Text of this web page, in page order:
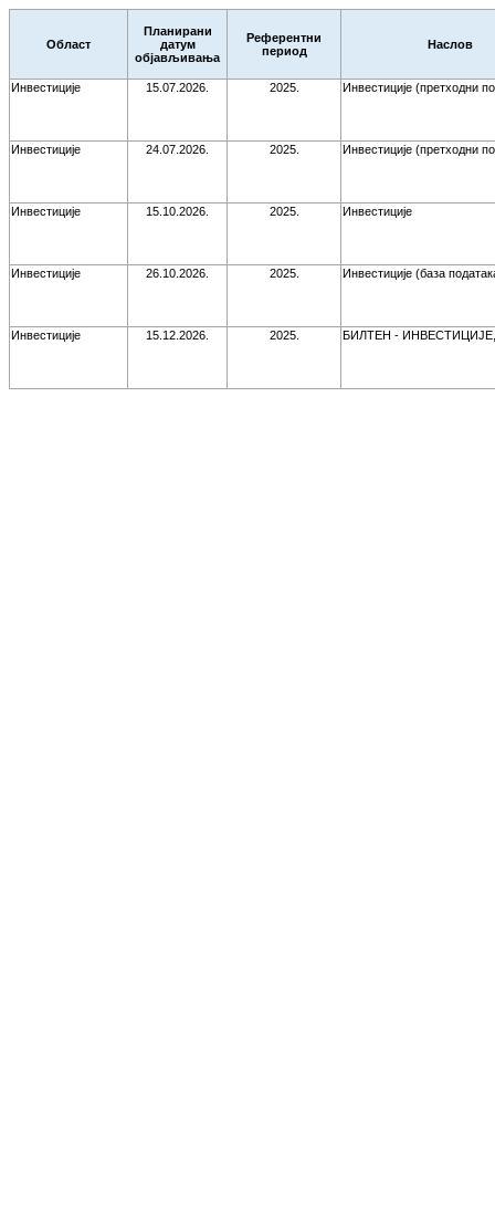
Област
Планирани
датум
објављивања
Референтни
период
Наслов
Инвестиције 15.07.2026. 2025. Инвестиције (претходни
Инвестиције 24.07.2026. 2025. Инвестиције (претходни
Инвестиције 15.10.2026. 2025. Инвестиције
Инвестиције 26.10.2026. 2025. Инвестиције (база
Инвестиције 15.12.2026. 2025. БИЛТЕН - ИНВЕСТИЦИЈЕ,